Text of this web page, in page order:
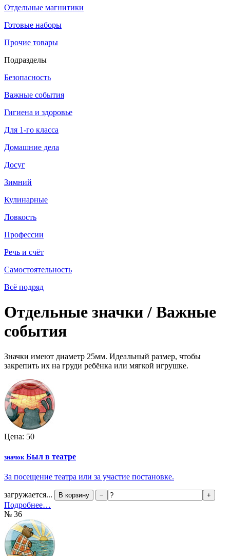
Отдельные магнитики
Готовые наборы
Прочие товары
Подразделы
Безопасность
Важные события
Гигиена и здоровье
Для 1-го класса
Домашние дела
Досуг
Зимний
Кулинарные
Ловкость
Профессии
Речь и счёт
Самостоятельность
Всё подряд
Отдельные значки / Важные
события
Значки имеют диаметр 25мм. Идеальный размер, чтобы
закрепить их на груди ребёнка или мягкой игрушке.
Цена: 50
значок Был в театре
За посещение театра или за участие постановке.
загружается... В корзину − +
Подробнее…
№ 36